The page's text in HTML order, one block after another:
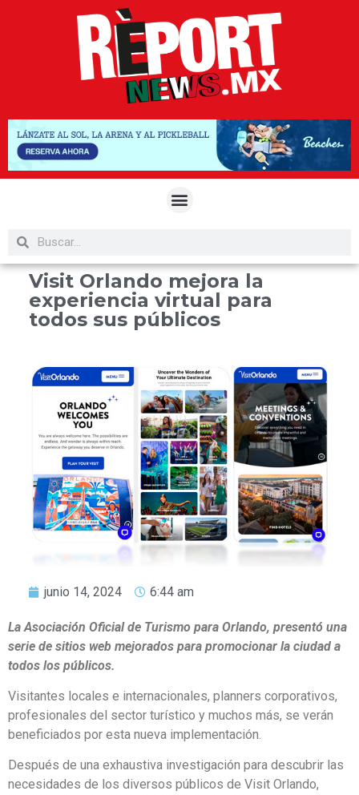
Visit Orlando mejora la
experiencia virtual para
todos sus públicos
junio 14, 2024 6:44 am
La Asociación Oficial de Turismo para Orlando, presentó una
serie de sitios web mejorados para promocionar la ciudad a
todos los públicos.
Visitantes locales e internacionales, planners corporativos,
profesionales del sector turístico y muchos más, se verán
beneficiados por esta nueva implementación.
Después de una exhaustiva investigación para descubrir las
necesidades de los diversos públicos de Visit Orlando,